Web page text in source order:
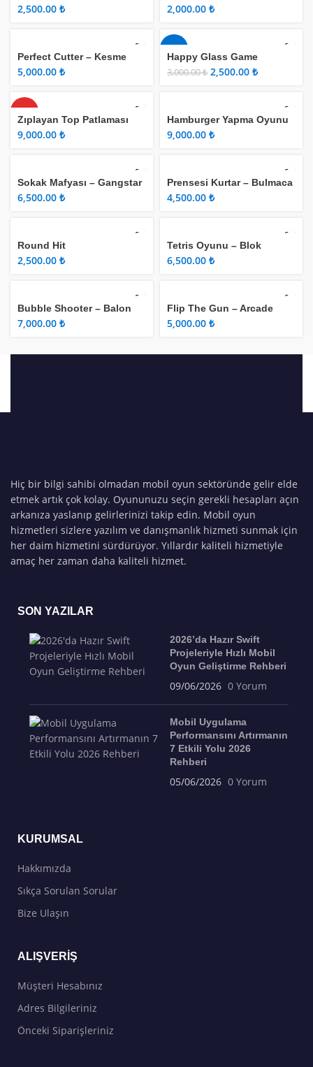
₺ ₺
Perfect Cutter – Kesme
Oyunu
₺
-17%
Happy Glass Game
3,000.00₺ 2,500.00 ₺
HOT
Zıplayan Top Patlaması
₺
Hamburger Yapma Oyunu
₺
Sokak Mafyası – Gangstar
Man
₺
Prensesi Kurtar – Bulmaca
Oyunu
₺
Round Hit
₺
Tetris Oyunu – Blok
Bulmaca ₺
Bubble Shooter – Balon
Patlatma ₺
Flip The Gun – Arcade
₺
Hiç bir bilgi sahibi olmadan mobil oyun sektöründe gelir elde
etmek artık çok kolay. Oyununuzu seçin gerekli hesapları açın
arkanıza yaslanıp gelirlerinizi takip edin. Mobil oyun
hizmetleri sizlere yazılım ve danışmanlık hizmeti sunmak için
her daim hizmetini sürdürüyor. Yıllardır kaliteli hizmetiyle
amaç her zaman daha kaliteli hizmet.
SON YAZILAR
2026’da Hazır Swift
Projeleriyle Hızlı Mobil
Oyun Geliştirme Rehberi
09/06/2026 0 Yorum
Mobil Uygulama
Performansını Artırmanın
7 Etkili Yolu 2026
Rehberi
05/06/2026 0 Yorum
KURUMSAL
Hakkımızda
Sıkça Sorulan Sorular
Bize Ulaşın
ALIŞVERIŞ
Müşteri Hesabınız
Adres Bilgileriniz
Önceki Siparişleriniz